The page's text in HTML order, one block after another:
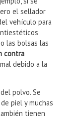
de base
si se
el sellador
vehículo para
las bolsas las
contra
debido a la
polvo. Se